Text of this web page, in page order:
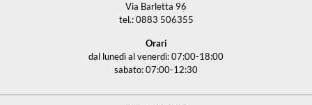
Via Barletta 96
tel.: 0883 506355
Orari
dal lunedì al venerdì: 07:00-18:00
sabato: 07:00-12:30